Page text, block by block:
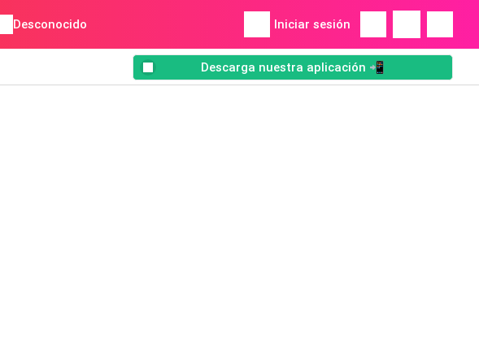
Desconocido Iniciar sesión
Descarga nuestra aplicación 📲